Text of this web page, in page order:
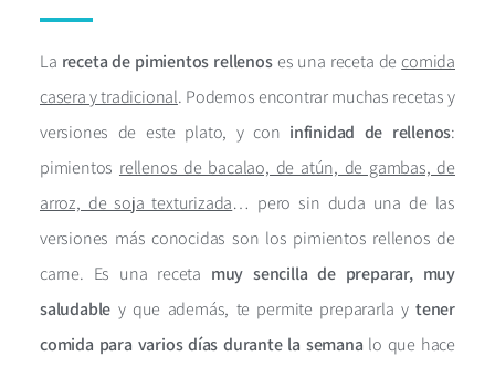
La receta de pimientos rellenoses una receta decomida
casera y tradicional. Podemos encontrar muchas recetas y
versiones de este plato, y con infinidad de rellenos:
pimientos rellenos de bacalao, de atún, de gambas, de
arroz, de soja texturizada… pero sin duda una de las
versiones más conocidas son los pimientos rellenos de
carne. Es una receta muy sencilla de preparar, muy
saludable y que además, te permite prepararla y tener
comida para varios días durante la semana lo que hace